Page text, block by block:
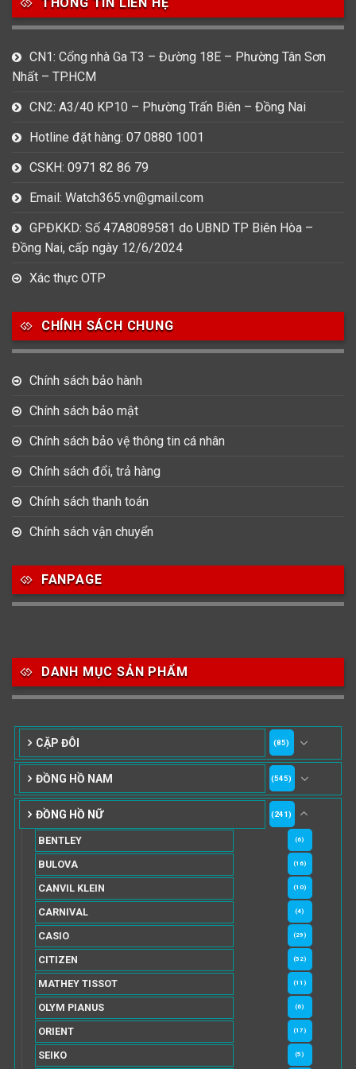
CN1: Cổng nhà Ga T3 – Đường 18E – Phường Tân Sơn
Nhất – TP.HCM
CN2: A3/40 KP10 – Phường Trấn Biên – Đồng Nai
Hotline đặt hàng: 07 0880 1001
CSKH: 0971 82 86 79
Email: Watch365.vn@gmail.com
GPĐKKD: Số 47A8089581 do UBND TP Biên Hòa –
Đồng Nai, cấp ngày 12/6/2024
Xác thực OTP
CHÍNH SÁCH CHUNG
Chính sách bảo hành
Chính sách bảo mật
Chính sách bảo vệ thông tin cá nhân
Chính sách đổi, trả hàng
Chính sách thanh toán
Chính sách vận chuyển
FANPAGE
DANH MỤC SẢN PHẨM
CẶP ĐÔI (85)
ĐỒNG HỒ NAM (545)
ĐỒNG HỒ NỮ (241)
BENTLEY (6)
BULOVA (16)
CANVIL KLEIN (10)
CARNIVAL (4)
CASIO (29)
CITIZEN (52)
MATHEY TISSOT (11)
OLYM PIANUS (6)
ORIENT (17)
SEIKO (5)